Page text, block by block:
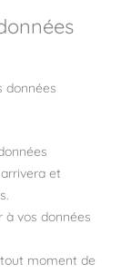
données
et
à vos données
moment de